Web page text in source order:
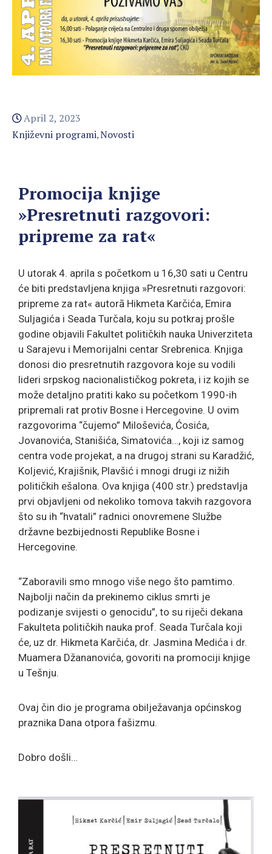
April 2, 2023
Književni programi‚Novosti
Promocija knjige
»Presretnuti razgovori:
pripreme za rat«
U utorak 4. aprila s početkom u 16,30 sati u Centru
će biti predstavljena knjiga »Presretnuti razgovori:
pripreme za rat« autorā Hikmeta Karčića, Emira
Suljagića i Seada Turčala, koju su potkraj prošle
godine objavili Fakultet političkih nauka Univerziteta
u Sarajevu i Memorijalni centar Srebrenica. Knjiga
donosi dio presretnutih razgovora koje su vodili
lideri srpskog nacionalističkog pokreta, i iz kojih se
može detaljno pratiti kako su početkom 1990-ih
pripremali rat protiv Bosne i Hercegovine. U ovim
razgovorima “čujemo” Miloševića, Ćosića,
Jovanovića, Stanišića, Simatovića…, koji iz samog
centra vode projekat, a na drugoj strani su Karadžić,
Koljević, Krajišnik, Plavšić i mnogi drugi iz nižih
političkih ešalona. Ova knjiga (400 str.) predstavlja
prvi objavljeni od nekoliko tomova takvih razgovora
što su ih “hvatali” radnici onovremene Službe
državne bezbijednosti Republike Bosne i
Hercegovine.
“Zaboravili smo mnogo više nego što pamtimo.
Najbolji način da prekinemo ciklus smrti je
podizanje svijesti o genocidu”, to su riječi dekana
Fakulteta političkih nauka prof. Seada Turčala koji
će, uz dr. Hikmeta Karčića, dr. Jasmina Medića i dr.
Muamera Džananovića, govoriti na promociji knjige
u Tešnju.
Ovaj čin dio je programa obilježavanja općinskog
praznika Dana otpora fašizmu.
Dobro došli…